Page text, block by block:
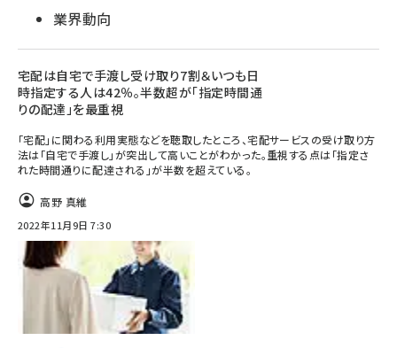
業界動向
宅配は自宅で手渡し受け取り7割＆いつも日
時指定する人は42％。半数超が「指定時間通
りの配達」を最重視
「宅配」に関わる利用実態などを聴取したところ、宅配サービスの受け取り方
法は「自宅で手渡し」が突出して高いことがわかった。重視する点は「指定さ
れた時間通りに配達される」が半数を超えている。
高野 真維
2022年11月9日 7:30